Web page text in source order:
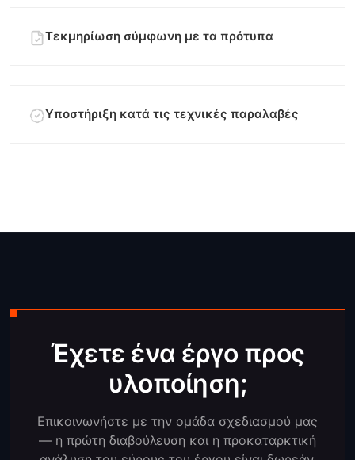
Τεκμηρίωση σύμφωνη με τα πρότυπα
Υποστήριξη κατά τις τεχνικές παραλαβές
Έχετε ένα έργο προς
υλοποίηση;
Επικοινωνήστε με την ομάδα σχεδιασμού μας
— η πρώτη διαβούλευση και η προκαταρκτική